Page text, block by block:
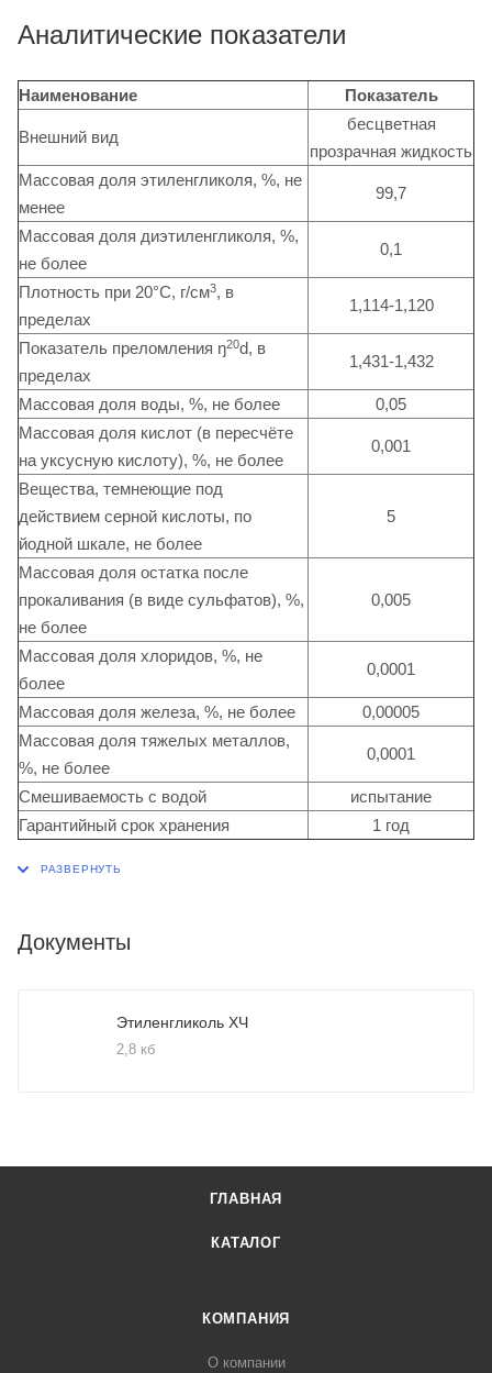
Аналитические показатели
Наименование Показатель
Внешний вид
бесцветная
прозрачная жидкость
Массовая доля этиленгликоля, %, не
менее
99,7
Массовая доля диэтиленгликоля, %,
не более
0,1
Плотность при 20°С, г/см3, в
пределах
1,114-1,120
Показатель преломления ŋ20d, в
пределах
1,431-1,432
Массовая доля воды, %, не более
0,05
Массовая доля кислот (в пересчёте
на уксусную кислоту), %, не более
0,001
Вещества, темнеющие под
действием серной кислоты, по
йодной шкале, не более
5
Массовая доля остатка после
прокаливания (в виде сульфатов), %,
не более
0,005
Массовая доля хлоридов, %, не
более
0,0001
Массовая доля железа, %, не более
0,00005
Массовая доля тяжелых металлов,
%, не более
0,0001
Смешиваемость с водой
испытание
Гарантийный срок хранения
1 год
Документы
Этиленгликоль ХЧ
2,8 кб
ГЛАВНАЯ
КАТАЛОГ
КОМПАНИЯ
О компании